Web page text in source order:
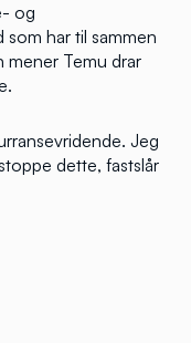
og
som har til sammen
mener Temu drar
Jeg
dette, fastslår